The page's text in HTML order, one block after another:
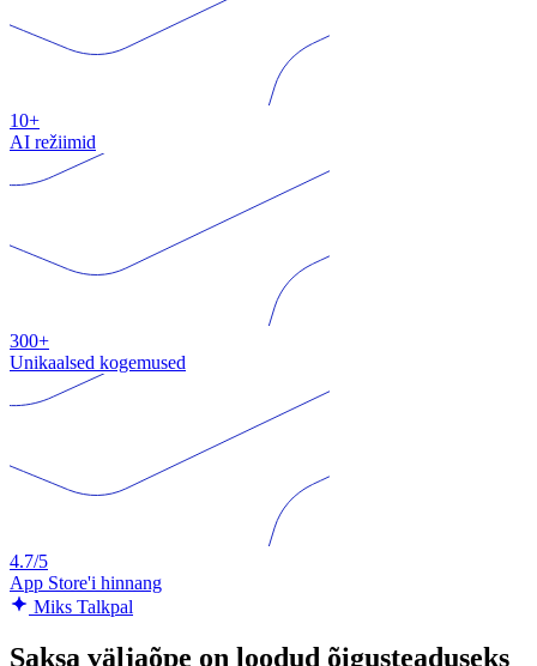
10+
AI režiimid
300+
Unikaalsed kogemused
4.7/5
App Store'i hinnang
Miks Talkpal
Saksa väljaõpe on loodud õigusteaduseks